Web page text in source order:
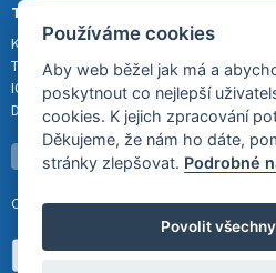
Tomáš Princ
Krkonošská 290, 46841 TANVALD
Tel.: 773 880 988
IČ: 01153731
DIČ: CZ8007202522
Copyright (c) 2026
Používáme cookies
Aby web běžel jak má a
poskytnout co nejlepší
cookies. K jejich zpracování
Děkujeme, že nám ho dáte,
stránky zlepšovat. Podrobné
Povolit